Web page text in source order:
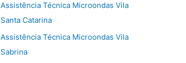
Assistência Técnica Microondas Vila
Santa Catarina
Assistência Técnica Microondas Vila
Sabrina